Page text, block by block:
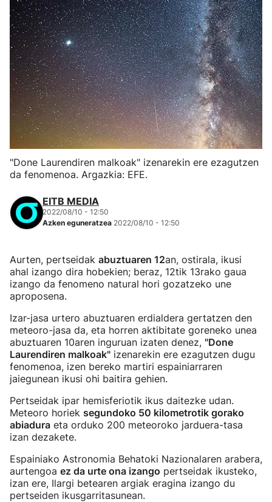
"Done Laurendiren malkoak" izenarekin ere ezagutzen
da fenomenoa. Argazkia: EFE.
EITB MEDIA
2022/08/10 - 12:50
Azken eguneratzea 2022/08/10 - 12:50
Aurten, pertseidak abuztuaren 12an, ostirala, ikusi
ahal izango dira hobekien; beraz, 12tik 13rako gaua
izango da fenomeno natural hori gozatzeko une
aproposena.
Izar-jasa urtero abuztuaren erdialdera gertatzen den
meteoro-jasa da, eta horren aktibitate goreneko unea
abuztuaren 10aren inguruan izaten denez, "Done
Laurendiren malkoak" izenarekin ere ezagutzen dugu
fenomenoa, izen bereko martiri espainiarraren
jaiegunean ikusi ohi baitira gehien.
Pertseidak ipar hemisferiotik ikus daitezke udan.
Meteoro horiek segundoko 50 kilometrotik gorako
abiadura eta orduko 200 meteoroko jarduera-tasa
izan dezakete.
Espainiako Astronomia Behatoki Nazionalaren arabera,
aurtengoa ez da urte ona izango pertseidak ikusteko,
izan ere, Ilargi betearen argiak eragina izango du
pertseiden ikusgarritasunean.